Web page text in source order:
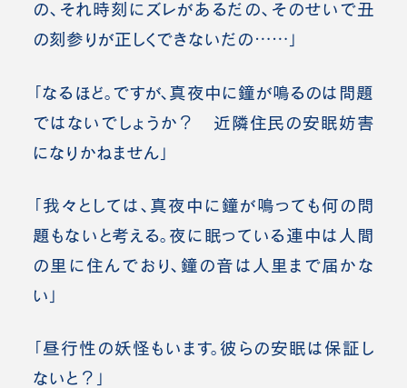
の、それ時刻にズレがあるだの、そのせいで丑
の刻参りが正しくできないだの……」
「なるほど。ですが、真夜中に鐘が鳴るのは問題
ではないでしょうか？ 近隣住民の安眠妨害
になりかねません」
「我々としては、真夜中に鐘が鳴っても何の問
題もないと考える。夜に眠っている連中は人間
の里に住んでおり、鐘の音は人里まで届かな
い」
「昼行性の妖怪もいます。彼らの安眠は保証し
ないと？」